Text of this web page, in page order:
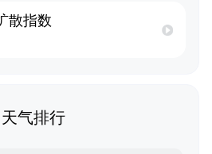
散指数
天气排行